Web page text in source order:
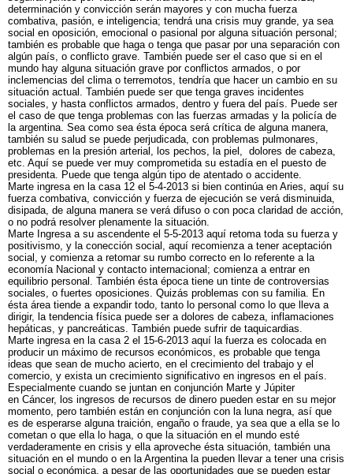
determinación y convicción serán mayores y con mucha fuerza
combativa, pasión, e inteligencia; tendrá una crisis muy grande, ya sea
social en oposición, emocional o pasional por alguna situación personal;
también es probable que haga o tenga que pasar por una separación con
algún país, o conflicto grave. También puede ser el caso que si en el
mundo hay alguna situación grave por conflictos armados, o por
inclemencias del clima o terremotos, tendría que hacer un cambio en su
situación actual. También puede ser que tenga graves incidentes
sociales, y hasta conflictos armados, dentro y fuera del país. Puede ser
el caso de que tenga problemas con las fuerzas armadas y la policía de
la argentina. Sea como sea ésta época será crítica de alguna manera,
también su salud se puede perjudicada, con problemas pulmonares,
problemas en la presión arterial, los pechos, la piel, dolores de cabeza,
etc. Aquí se puede ver muy comprometida su estadía en el puesto de
presidenta. Puede que tenga algún tipo de atentado o accidente.
Marte ingresa en la casa 12 el 5-4-2013 si bien continúa en Aries, aquí su
fuerza combativa, convicción y fuerza de ejecución se verá disminuida,
disipada, de alguna manera se verá difuso o con poca claridad de acción,
o no podrá resolver plenamente la situación.
Marte Ingresa a su ascendente el 5-5-2013 aquí retoma toda su fuerza y
positivismo, y la conección social, aquí recomienza a tener aceptación
social, y comienza a retomar su rumbo correcto en lo referente a la
economía Nacional y contacto internacional; comienza a entrar en
equilibrio personal. También ésta época tiene un tinte de controversias
sociales, o fuertes oposiciones. Quizás problemas con su familia. En
ésta área tiende a expandir todo, tanto lo personal como lo que lleva a
dirigir, la tendencia física puede ser a dolores de cabeza, inflamaciones
hepáticas, y pancreáticas. También puede sufrir de taquicardias.
Marte ingresa en la casa 2 el 15-6-2013 aquí la fuerza es colocada en
producir un máximo de recursos económicos, es probable que tenga
ideas que sean de mucho acierto, en el crecimiento del trabajo y el
comercio, y exista un crecimiento significativo en ingresos en el país.
Especialmente cuando se juntan en conjunción Marte y Júpiter
en Cáncer, los ingresos de recursos de dinero pueden estar en su mejor
momento, pero también están en conjunción con la luna negra, así que
es de esperarse alguna traición, engaño o fraude, ya sea que a ella se lo
cometan o que ella lo haga, o que la situación en el mundo esté
verdaderamente en crisis y ella aproveche ésta situación, también una
situación en el mundo o en la Argentina la pueden llevar a tener una crisis
social o económica, a pesar de las oportunidades que se pueden estar